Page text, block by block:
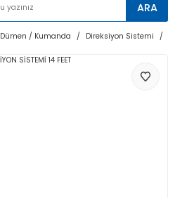
ARA
Dümen / Kumanda Direksiyon Sistemi